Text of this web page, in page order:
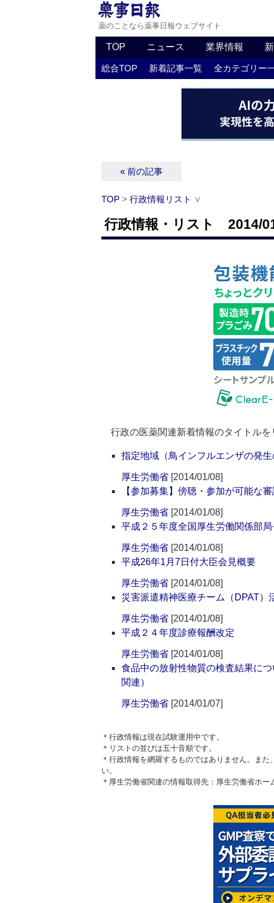
薬のことなら薬事日報ウェブサイト
TOP ニュース 業界情報
総合TOP 新着記事一覧 全カテゴリー
« 前の記事
TOP > 行政情報リスト ∨
行政情報・リスト 2014/
行政の医薬関連新着情報のタイトルを
指定地域（鳥インフルエンザの発
厚生労働省 [2014/01/08]
【参加募集】傍聴・参加が可能な
厚生労働省 [2014/01/08]
平成２５年度全国厚生労働関係部
厚生労働省 [2014/01/08]
平成26年1月7日付大臣会見概要
厚生労働省 [2014/01/08]
災害派遣精神医療チーム（DPAT）
厚生労働省 [2014/01/08]
平成２４年度診療報酬改定
厚生労働省 [2014/01/08]
食品中の放射性物質の検査結果に
関連）
厚生労働省 [2014/01/07]
＊行政情報は現在試験運用中です。
＊リストの並びは五十音順です。
＊行政情報を網羅するものではありません。ま
い。
＊厚生労働省関連の情報取得先：厚生労働省ホ